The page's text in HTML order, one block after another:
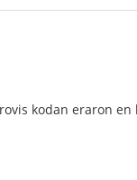
kodan eraron